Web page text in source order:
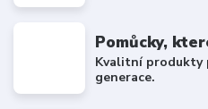
Pomůcky,
Kvalitní produkty
generace.